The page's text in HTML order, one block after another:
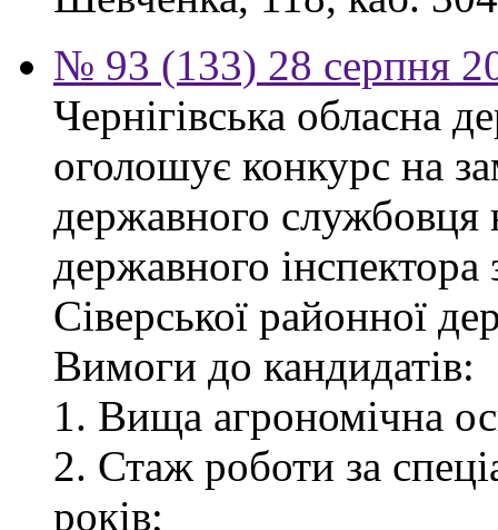
№ 93 (133) 28 серпня
Чернігівська обласна
оголошує конкурс на
державного службовця
державного
Сіверської районної
Вимоги до кандидатів:
1. Вища агрономічна
2. Стаж роботи за
років;